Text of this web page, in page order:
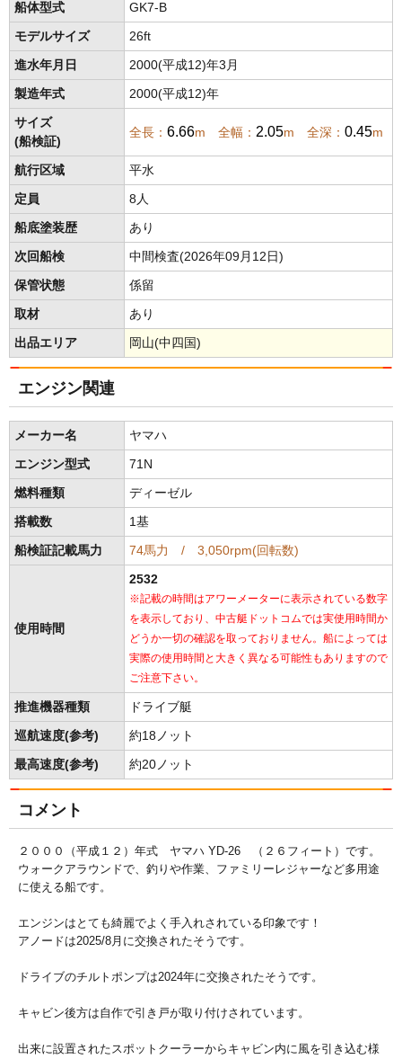
船体型式 GK7-B
モデルサイズ 26ft
進水年月日 2000(平成12)年3月
製造年式 2000(平成12)年
サイズ
(船検証)
全長： 6.66m 全幅： 2.05m 全深： 0.45m
航行区域 平水
定員 8人
船底塗装歴 あり
次回船検 中間検査(2026年09月12日)
保管状態 係留
取材 あり
出品エリア 岡山(中四国)
エンジン関連
メーカー名 ヤマハ
エンジン型式 71N
燃料種類 ディーゼル
搭載数 1基
船検証記載馬力 74馬力 / 3,050rpm(回転数)
使用時間
2532
※記載の時間はアワーメーターに表示されている数字
を表示しており、中古艇ドットコムでは実使用時間か
どうか一切の確認を取っておりません。船によっては
実際の使用時間と大きく異なる可能性もありますので
ご注意下さい。
推進機器種類 ドライブ艇
巡航速度(参考) 約18ノット
最高速度(参考) 約20ノット
コメント
２０００（平成１２）年式 ヤマハ YD-26 （２６フィート）です。
ウォークアラウンドで、釣りや作業、ファミリーレジャーなど多用途
に使える船です。
エンジンはとても綺麗でよく手入れされている印象です！
アノードは2025/8月に交換されたそうです。
ドライブのチルトポンプは2024年に交換されたそうです。
キャビン後方は自作で引き戸が取り付けされています。
出来に設置されたスポットクーラーからキャビン内に風を引き込む様